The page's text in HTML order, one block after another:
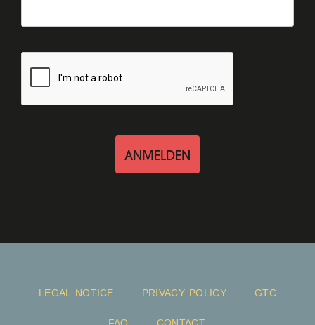
ANMELDEN
LEGAL NOTICE PRIVACY POLICY GTC